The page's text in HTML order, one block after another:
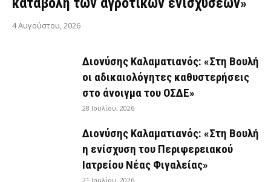
4 Αυγούστου, 2026
Διονύσης Καλαματιανός: «Στη Βουλή
οι αδικαιολόγητες καθυστερήσεις
στο άνοιγμα του ΟΣΔΕ»
28 Ιουλίου, 2026
Διονύσης Καλαματιανός: «Στη Βουλή
η ενίσχυση του Περιφερειακού
Ιατρείου Νέας Φιγαλείας»
21 Ιουλίου, 2026